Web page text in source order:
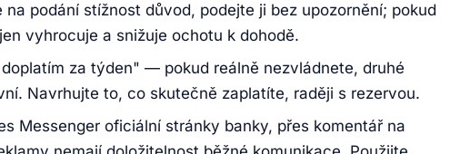
podání stížnost důvod, podejte ji bez upozornění; pokud
vyhrocuje a snižuje ochotu k dohodě.
doplatím za týden" — pokud reálně nezvládnete, druhé
Navrhujte to, co skutečně zaplatíte, raději s rezervou.
Messenger oficiální stránky banky, přes komentář na